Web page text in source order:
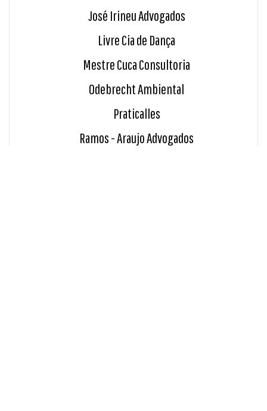
José Irineu Advogados
Livre Cia de Dança
Mestre Cuca Consultoria
Odebrecht Ambiental
Praticalles
Ramos - Araujo Advogados